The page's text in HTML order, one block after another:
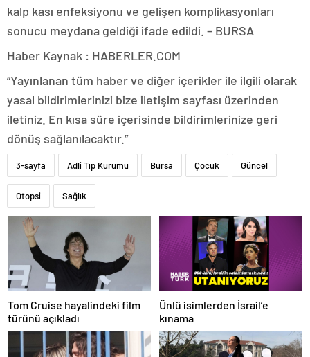
kalp kası enfeksiyonu ve gelişen komplikasyonları
sonucu meydana geldiği ifade edildi. – BURSA
Haber Kaynak : HABERLER.COM
“Yayınlanan tüm haber ve diğer içerikler ile ilgili olarak
yasal bildirimlerinizi bize iletişim sayfası üzerinden
iletiniz. En kısa süre içerisinde bildirimlerinize geri
dönüş sağlanılacaktır.”
3-sayfa Adli Tıp Kurumu Bursa Çocuk Güncel
Otopsi Sağlık
Tom Cruise hayalindeki film
türünü açıkladı
Ünlü isimlerden İsrail’e
kınama